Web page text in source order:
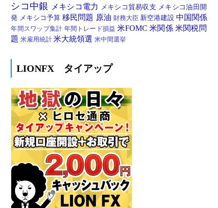
シコ中銀
メキシコ電力 メキシコ貿易収支 メキシコ油田開
発 メキシコ予算移民問題 原油 財務大臣 新空港建設 中国関係
年間スワップ集計 年間トレード損益 米FOMC米関係 米関税問
題米雇用統計米大統領選米中間選挙
LIONFX タイアップ